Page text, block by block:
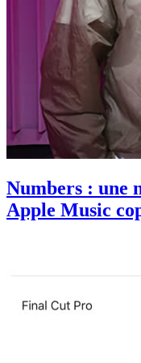
Numbers : une
Apple Music